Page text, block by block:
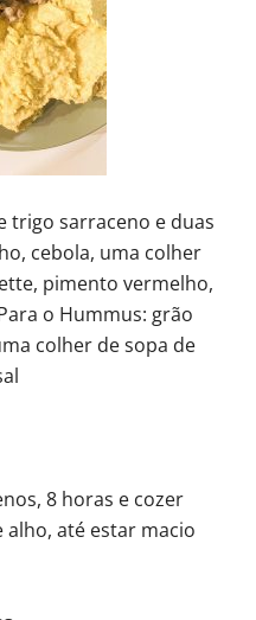
trigo sarraceno e duas
cebola, uma colher
pimento vermelho,
o Hummus: grão
colher de sopa de
8 horas e cozer
alho, até estar macio